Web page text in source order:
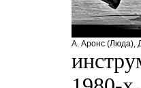
А. Аронс (Люда),